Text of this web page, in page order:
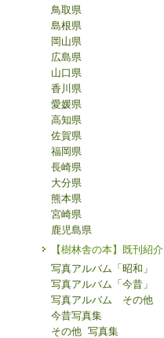
鳥取県
島根県
岡山県
広島県
山口県
香川県
愛媛県
高知県
佐賀県
福岡県
長崎県
大分県
熊本県
宮崎県
鹿児島県
【樹林舎の本】既刊紹介
写真アルバム「昭和」
写真アルバム「今昔」
写真アルバム その他
今昔写真集
その他 写真集